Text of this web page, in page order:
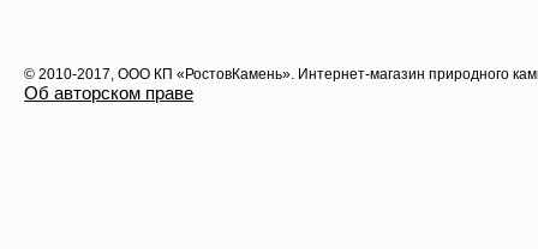
© 2010-2017, ООО КП «РостовКамень». Интернет-магазин природного
Об авторском праве